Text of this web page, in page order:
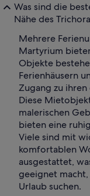
Was sind die
Nähe des
Mehrere
Martyrium
Objekte
Ferienhäusern
Zugang zu
Diese
malerischen
bieten eine
Viele sind mit
komfortablen
ausgestattet,
geeignet
Urlaub suchen.